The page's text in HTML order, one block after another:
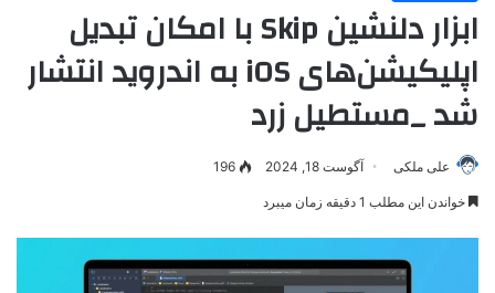
ابزار دلنشین Skip با امکان تبدیل
اپلیکیشن‌های iOS به اندروید انتشار
شد _مستطیل زرد
علی ملکی آگوست 18, 2024 196
خواندن این مطلب 1 دقیقه زمان میبرد